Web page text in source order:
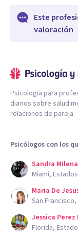
Este
valoración
Psicología para
diarios sobre salud
relaciones de pareja.
Psicólogos con los
Sandra
Miami,
Maria De
San
Jessica Perez
Florida,